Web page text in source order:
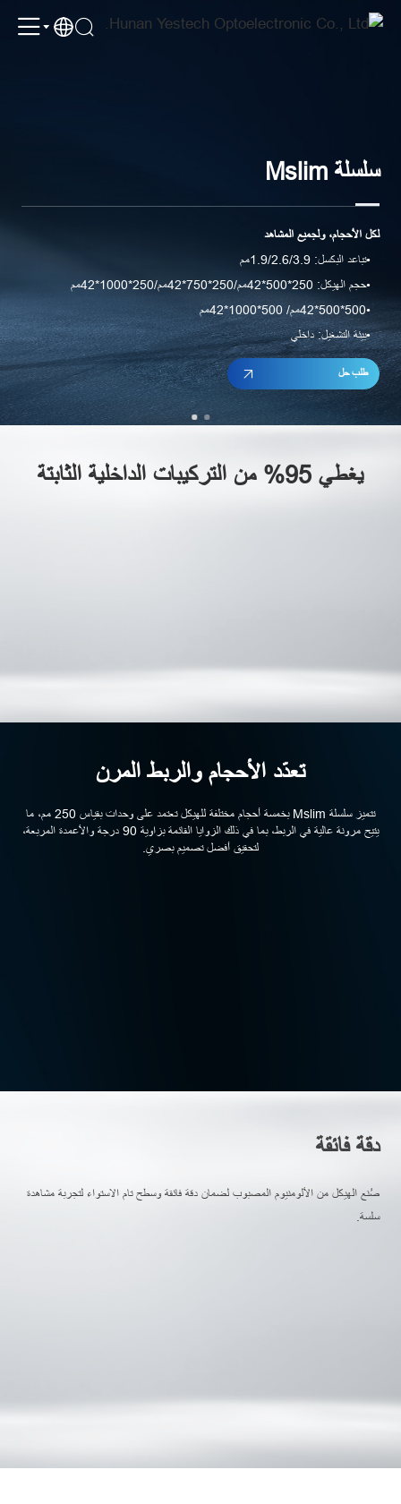
YES
Commercial
سلسلة Mslim
لكل الأحجام، ولجميع المشاهد
تباعد البكسل: 1.9/2.6/3.9مم
حجم الهيكل: 250*500*42مم/250*750*42مم/250*1000*42مم
500*500*42مم/ 500*1000*42مم
بيئة التشغيل: داخلي
طلب حل
يغطي 95% من التركيبات الداخلية الثابتة
تعدّد الأحجام والربط المرن
تتميز سلسلة Mslim بخمسة أحجام مختلفة للهيكل تعتمد على وحدات بقياس 250 مم، ما
يتيح مرونة عالية في الربط، بما في ذلك الزوايا القائمة بزاوية 90 درجة والأعمدة المربعة،
لتحقيق أفضل تصميم بصري.
دقة فائقة
صُنع الهيكل من الألومنيوم المصبوب لضمان دقة فائقة وسطح تام الاستواء لتجربة مشاهدة
سلسة.